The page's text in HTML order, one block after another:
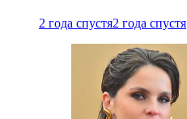
2 года спустя2 года спустя